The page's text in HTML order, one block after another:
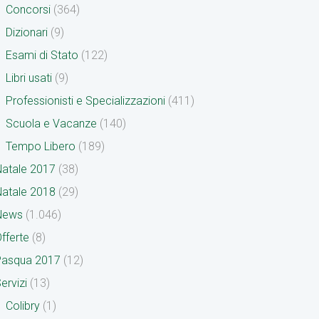
Concorsi (364)
Dizionari (9)
Esami di Stato (122)
Libri usati (9)
Professionisti e Specializzazioni (411)
Scuola e Vacanze (140)
Tempo Libero (189)
2017 (38)
2018 (29)
(1.046)
(8)
2017 (12)
(13)
Colibry (1)